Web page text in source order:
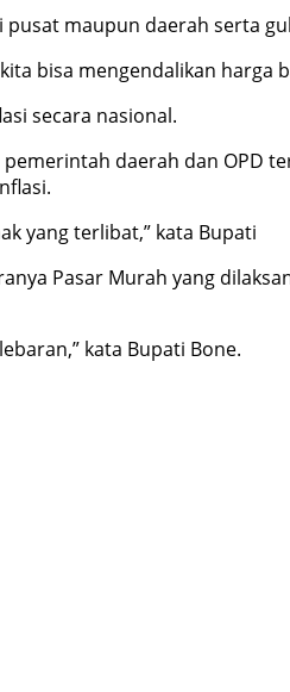
maupun daerah serta
bisa mengendalikan harga
secara nasional.
daerah dan OPD
yang terlibat,” kata Bupati
Pasar Murah yang
kata Bupati Bone.